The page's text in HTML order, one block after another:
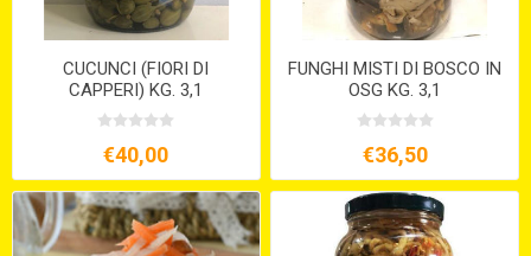
CUCUNCI (FIORI DI
CAPPERI) KG. 3,1
€40,00
FUNGHI MISTI DI BOSCO IN
OSG KG. 3,1
€36,50